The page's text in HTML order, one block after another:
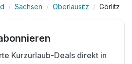
Sachsen Oberlausitz Görlitz
Kurzurlaub-Deals direkt in